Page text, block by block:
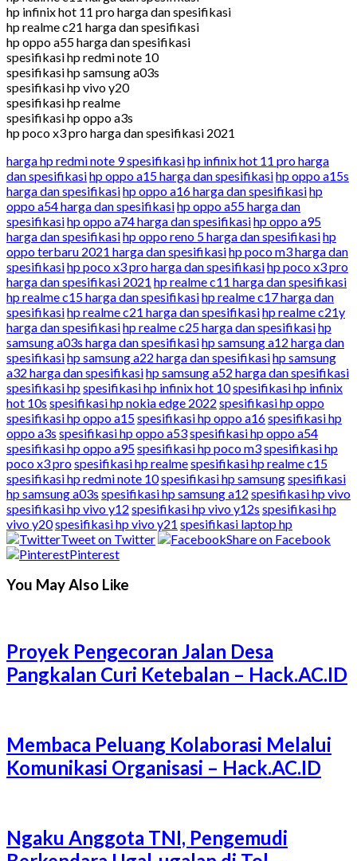
hp infinix hot 11 pro harga dan spesifikasi
hp realme c21 harga dan spesifikasi
hp oppo a55 harga dan spesifikasi
spesifikasi hp redmi note 10
spesifikasi hp samsung a03s
spesifikasi hp vivo y20
spesifikasi hp realme
spesifikasi hp oppo a3s
hp poco x3 pro harga dan spesifikasi 2021
harga hp redmi note 9 spesifikasihp infinix hot 11 pro harga
dan spesifikasihp oppo a15 harga dan spesifikasihp oppo a15s
harga dan spesifikasihp oppo a16 harga dan spesifikasihp
oppo a54 harga dan spesifikasihp oppo a55 harga dan
spesifikasihp oppo a74 harga dan spesifikasihp oppo a95
harga dan spesifikasihp oppo reno 5 harga dan spesifikasihp
oppo terbaru 2021 harga dan spesifikasihp poco m3 harga dan
spesifikasihp poco x3 pro harga dan spesifikasihp poco x3 pro
harga dan spesifikasi 2021 hp realme c11 harga dan spesifikasi
hp realme c15 harga dan spesifikasihp realme c17 harga dan
spesifikasihp realme c21 harga dan spesifikasihp realme c21y
harga dan spesifikasihp realme c25 harga dan spesifikasihp
samsung a03s harga dan spesifikasihp samsung a12 harga dan
spesifikasihp samsung a22 harga dan spesifikasihp samsung
a32 harga dan spesifikasihp samsung a52 harga dan spesifikasi
spesifikasi hpspesifikasi hp infinix hot 10spesifikasi hp infinix
hot 10s spesifikasi hp nokia edge 2022 spesifikasi hp oppo
spesifikasi hp oppo a15spesifikasi hp oppo a16spesifikasi hp
oppo a3s spesifikasi hp oppo a53spesifikasi hp oppo a54
spesifikasi hp oppo a95spesifikasi hp poco m3spesifikasi hp
poco x3 prospesifikasi hp realmespesifikasi hp realme c15
spesifikasi hp redmi note 10spesifikasi hp samsungspesifikasi
hp samsung a03s spesifikasi hp samsung a12 spesifikasi hp vivo
spesifikasi hp vivo y12 spesifikasi hp vivo y12s spesifikasi hp
vivo y20spesifikasi hp vivo y21 spesifikasi laptop hp
Tweet on Twitter
Share on Facebook
Pinterest
You May Also Like
Proyek Pengecoran Jalan Desa
Pangkalan Curi Ketebalan – Hack.AC.ID
Membaca Peluang Kolaborasi Melalui
Komunikasi Organisasi – Hack.AC.ID
Ngaku Anggota TNI, Pengemudi